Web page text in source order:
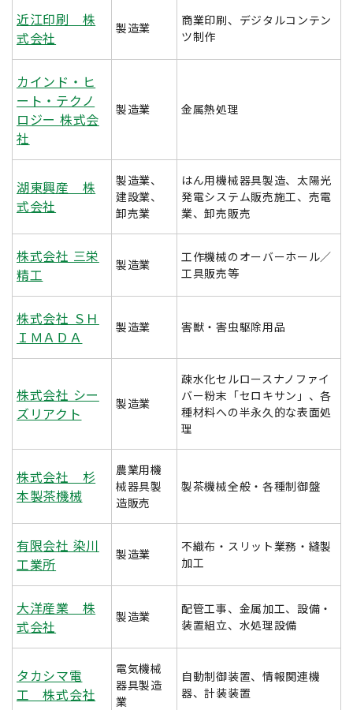
近江印刷 株
式会社
製造業
商業印刷、デジタルコンテン
ツ制作
カインド・ヒ
ート・テクノ
ロジー 株式会
社
製造業 金属熱処理
湖東興産 株
式会社
製造業、
建設業、
卸売業
はん用機械器具製造、太陽光
発電システム販売施工、売電
業、卸売販売
株式会社 三栄
精工
製造業
工作機械のオーバーホール／
工具販売等
株式会社 ＳＨ
ＩＭＡＤＡ
製造業 害獣・害虫駆除用品
株式会社 シー
ズリアクト
製造業
疎水化セルロースナノファイ
バー粉末「セロキサン」、各
種材料への半永久的な表面処
理
株式会社 杉
本製茶機械
農業用機
械器具製
造販売
製茶機械全般・各種制御盤
有限会社 染川
工業所
製造業
不織布・スリット業務・縫製
加工
大洋産業 株
式会社
製造業
配管工事、金属加工、設備・
装置組立、水処理設備
タカシマ電
工 株式会社
電気機械
器具製造
業
自動制御装置、情報関連機
器、計装装置